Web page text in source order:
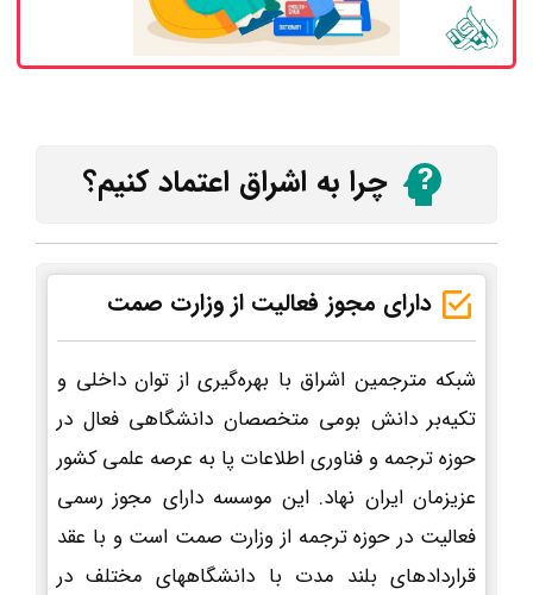
چرا به اشراق اعتماد کنیم؟
دارای مجوز فعالیت از وزارت صمت
شبکه مترجمین اشراق با بهره‌گیری از توان داخلی و
تکیه‌بر دانش بومی متخصصان دانشگاهی فعال در
حوزه ترجمه و فناوری اطلاعات پا به عرصه علمی کشور
عزیزمان ایران نهاد. این موسسه دارای مجوز رسمی
فعالیت در حوزه ترجمه از وزارت صمت است و با عقد
قراردادهای بلند مدت با دانشگاههای مختلف در